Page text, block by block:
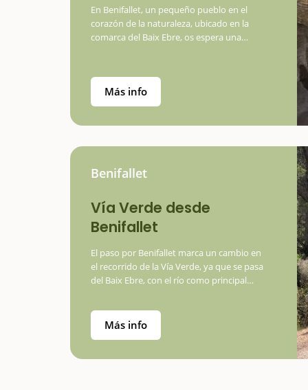
En Benifallet, un pequeño pueblo en el
corazón de la naturaleza, ubicado en la
comarca del Baix Ebre, os espera una
cautive tanto a grandes como a pequeños,
Más info
Benifallet
Vía Verde desde
Benifallet
El paso por Benifallet marca un cambio en
el recorrido de la Vía Verde, ya que se pasa
del Baix Ebre, con el río como principal
encarada…
Más info